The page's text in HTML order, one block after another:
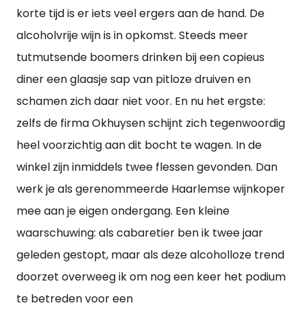
korte tijd is er iets veel ergers aan de hand. De
alcoholvrije wijn is in opkomst. Steeds meer
tutmutsende boomers drinken bij een copieus
diner een glaasje sap van pitloze druiven en
schamen zich daar niet voor. En nu het ergste:
zelfs de firma Okhuysen schijnt zich tegenwoordig
heel voorzichtig aan dit bocht te wagen. In de
winkel zijn inmiddels twee flessen gevonden. Dan
werk je als gerenommeerde Haarlemse wijnkoper
mee aan je eigen ondergang. Een kleine
waarschuwing: als cabaretier ben ik twee jaar
geleden gestopt, maar als deze alcoholloze trend
doorzet overweeg ik om nog een keer het podium
te betreden voor een